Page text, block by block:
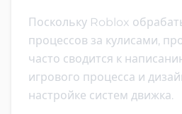
Поскольку Roblox
процессов за кулисами,
часто сводится к
игрового процесса и
настройке систем движка.